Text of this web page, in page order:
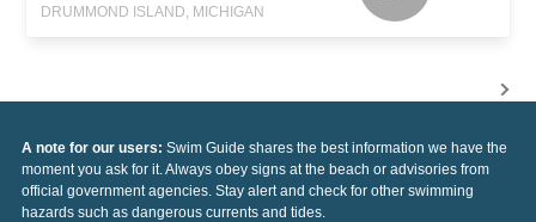
DRUMMOND ISLAND, MICHIGAN
A note for our users: Swim Guide shares the best information we have the
moment you ask for it. Always obey signs at the beach or advisories from
official government agencies. Stay alert and check for other swimming
hazards such as dangerous currents and tides.